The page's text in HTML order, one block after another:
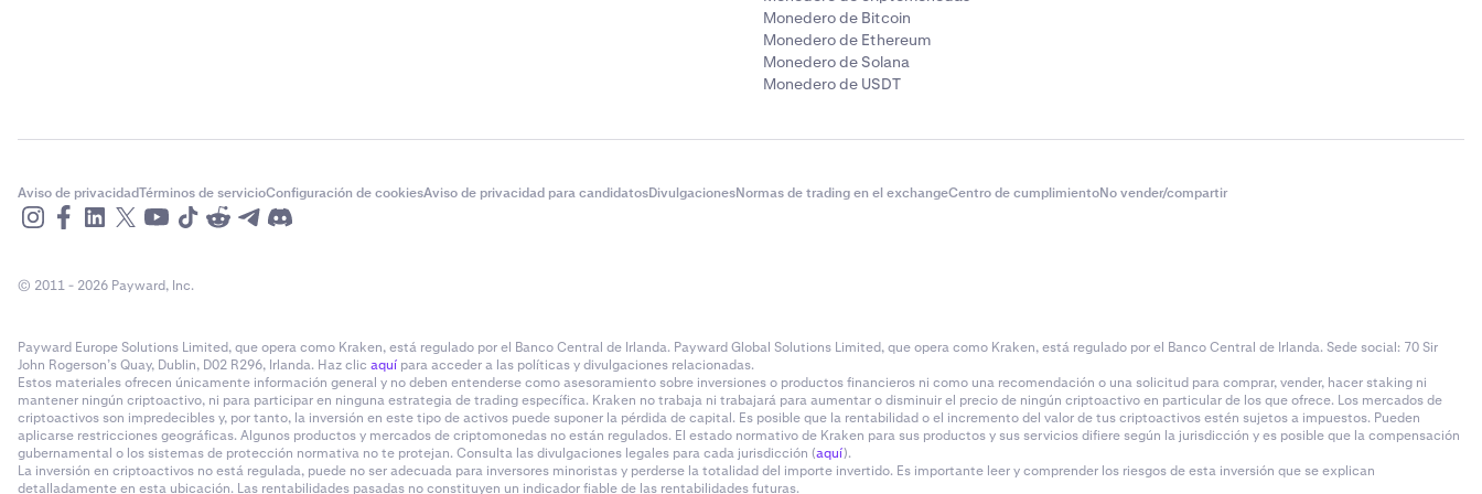
Monedero de Bitcoin
Monedero de Ethereum
Monedero de Solana
Monedero de USDT
Aviso de privacidadTérminos de servicioConfiguración de cookiesAviso de privacidad para candidatosDivulgacionesNormas de trading en el exchangeCentro de cumplimientoNo vender/compartir
© 2011 - 2026 Payward, Inc.
Payward Europe Solutions Limited, que opera como Kraken, está regulado por el Banco Central de Irlanda. Payward Global Solutions Limited, que opera como Kraken, está regulado por el Banco Central de Irlanda. Sede social: 70 Sir
John Rogerson’s Quay, Dublin, D02 R296, Irlanda. Haz clic aquí para acceder a las políticas y divulgaciones relacionadas.
Estos materiales ofrecen únicamente información general y no deben entenderse como asesoramiento sobre inversiones o productos financieros ni como una recomendación o una solicitud para comprar, vender, hacer staking ni
mantener ningún criptoactivo, ni para participar en ninguna estrategia de trading específica. Kraken no trabaja ni trabajará para aumentar o disminuir el precio de ningún criptoactivo en particular de los que ofrece. Los mercados de
criptoactivos son impredecibles y, por tanto, la inversión en este tipo de activos puede suponer la pérdida de capital. Es posible que la rentabilidad o el incremento del valor de tus criptoactivos estén sujetos a impuestos. Pueden
aplicarse restricciones geográficas. Algunos productos y mercados de criptomonedas no están regulados. El estado normativo de Kraken para sus productos y sus servicios difiere según la jurisdicción y es posible que la compensación
gubernamental o los sistemas de protección normativa no te protejan. Consulta las divulgaciones legales para cada jurisdicción (aquí).
La inversión en criptoactivos no está regulada, puede no ser adecuada para inversores minoristas y perderse la totalidad del importe invertido. Es importante leer y comprender los riesgos de esta inversión que se explican
detalladamente en esta ubicación. Las rentabilidades pasadas no constituyen un indicador fiable de las rentabilidades futuras.